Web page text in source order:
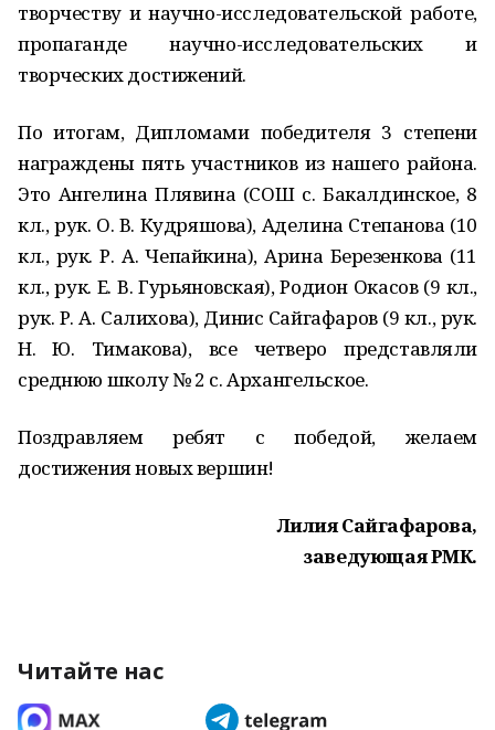
творчеству и научно-исследовательской работе,
пропаганде научно-исследовательских и
творческих достижений.
По итогам, Дипломами победителя 3 степени
награждены пять участников из нашего района.
Это Ангелина Плявина (СОШ с. Бакалдинское, 8
кл., рук. О. В. Кудряшова), Аделина Степанова (10
кл., рук. Р. А. Чепайкина), Арина Березенкова (11
кл., рук. Е. В. Гурьяновская), Родион Окасов (9 кл.,
рук. Р. А. Салихова), Динис Сайгафаров (9 кл., рук.
Н. Ю. Тимакова), все четверо представляли
среднюю школу № 2 с. Архангельское.
Поздравляем ребят с победой, желаем
достижения новых вершин!
Лилия Сайгафарова,
заведующая РМК.
Читайте нас